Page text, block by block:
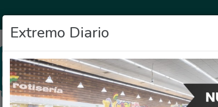
Extremo Diario